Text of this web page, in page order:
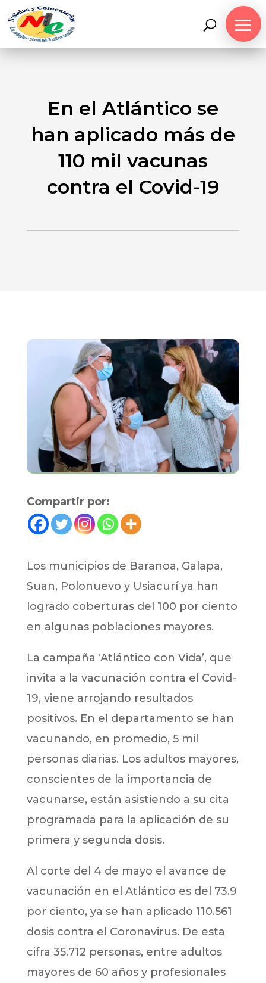
En el Atlántico se
han aplicado más de
110 mil vacunas
contra el Covid-19
Compartir por:
Los municipios de Baranoa, Galapa,
Suan, Polonuevo y Usiacurí ya han
logrado coberturas del 100 por ciento
en algunas poblaciones mayores.
La campaña ‘Atlántico con Vida’, que
invita a la vacunación contra el Covid-
19, viene arrojando resultados
positivos. En el departamento se han
vacunando, en promedio, 5 mil
personas diarias. Los adultos mayores,
conscientes de la importancia de
vacunarse, están asistiendo a su cita
programada para la aplicación de su
primera y segunda dosis.
Al corte del 4 de mayo el avance de
vacunación en el Atlántico es del 73.9
por ciento, ya se han aplicado 110.561
dosis contra el Coronavirus. De esta
cifra 35.712 personas, entre adultos
mayores de 60 años y profesionales